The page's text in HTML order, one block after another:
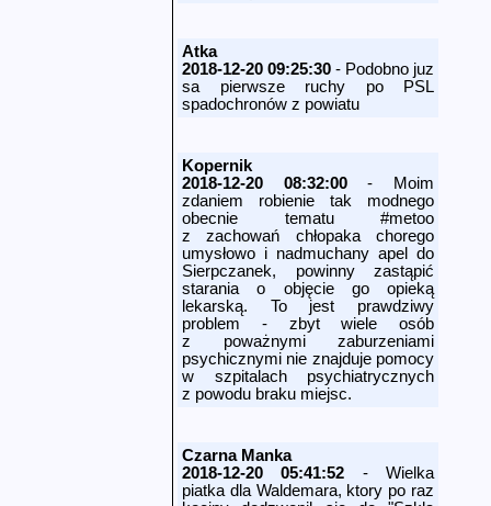
Atka
2018-12-20 09:25:30 - Podobno juz
sa pierwsze ruchy po PSL
spadochronów z powiatu
Kopernik
2018-12-20 08:32:00- Moim
zdaniem robienie tak modnego
obecnie tematu #metoo
z zachowań chłopaka chorego
umysłowo i nadmuchany apel do
Sierpczanek, powinny zastąpić
starania o objęcie go opieką
lekarską. To jest prawdziwy
problem - zbyt wiele osób
z poważnymi zaburzeniami
psychicznymi nie znajduje pomocy
w szpitalach psychiatrycznych
z powodu braku miejsc.
Czarna Manka
2018-12-20 05:41:52 - Wielka
piatka dla Waldemara, ktory po raz